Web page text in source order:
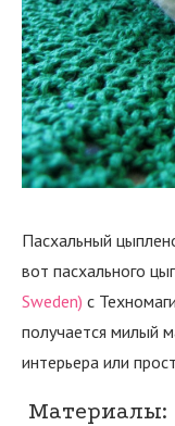
Пасхальный
вот пасхального
Sweden) с
получается милый
интерьера или
Материалы: